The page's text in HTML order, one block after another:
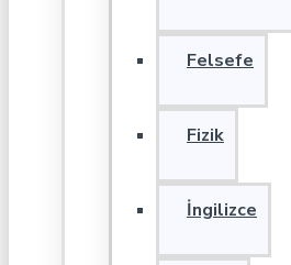
Felsefe
Fizik
İngilizce